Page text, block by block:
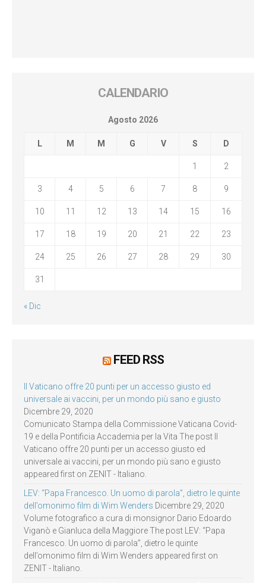
CALENDARIO
Agosto 2026
L M M G V S D
1 2
3 4 5 6 7 8 9
10 11 12 13 14 15 16
17 18 19 20 21 22 23
24 25 26 27 28 29 30
31
« Dic
FEED RSS
Il Vaticano offre 20 punti per un accesso giusto ed
universale ai vaccini, per un mondo più sano e giusto
Dicembre 29, 2020
Comunicato Stampa della Commissione Vaticana Covid-
19 e della Pontificia Accademia per la Vita The post Il
Vaticano offre 20 punti per un accesso giusto ed
universale ai vaccini, per un mondo più sano e giusto
appeared first on ZENIT - Italiano.
LEV: “Papa Francesco. Un uomo di parola”, dietro le quinte
dell’omonimo film di Wim Wenders Dicembre 29, 2020
Volume fotografico a cura di monsignor Dario Edoardo
Viganò e Gianluca della Maggiore The post LEV: “Papa
Francesco. Un uomo di parola”, dietro le quinte
dell’omonimo film di Wim Wenders appeared first on
ZENIT - Italiano.